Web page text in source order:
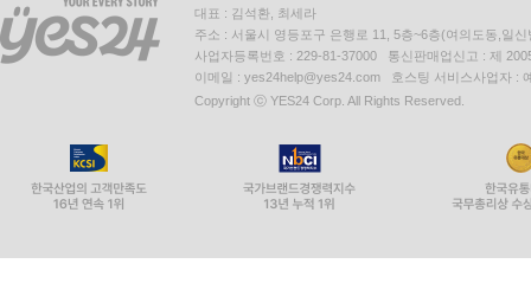
대표 : 김석환, 최세라
주소 : 서울시 영등포구 은행로 11, 5층~6층(여의도동,일신
사업자등록번호 : 229-81-37000 통신판매업신고 : 제
이메일 : yes24help@yes24.com 호스팅 서비스사업자 :
Copyright ⓒ YES24 Corp. All Rights Reserved.